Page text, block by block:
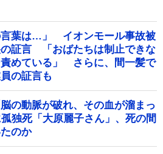
言葉は…」 イオンモール事故被
証言 「おばたちは制止できな
めている」 さらに、間一髪で
の証言も
の動脈が破れ、その血が溜まっ
独死「大原麗子さん」、死の間
のか